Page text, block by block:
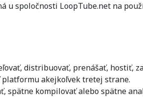
u spoločnosti LoopTube.net na
distribuovať, prenášať, hostiť,
akejkoľvek tretej strane.
spätne kompilovať alebo spätne